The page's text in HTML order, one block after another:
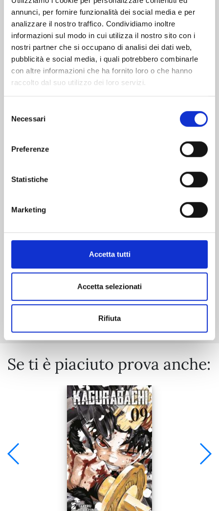
annunci, per fornire funzionalità dei social media e per
analizzare il nostro traffico. Condividiamo inoltre
informazioni sul modo in cui utilizza il nostro sito con i
nostri partner che si occupano di analisi dei dati web,
pubblicità e social media, i quali potrebbero combinarle
con altre informazioni che ha fornito loro o che hanno
raccolto dal suo utilizzo dei loro servizi.
delNecessari
Preferenze
Statistiche
Marketing
Accetta tutti
Accetta selezionati
Rifiuta
Altri volumi della serie
SUPER STRING: MARCO POLO’S TRAVEL TO
Mostra tutto
Se ti è piaciuto prova anche: